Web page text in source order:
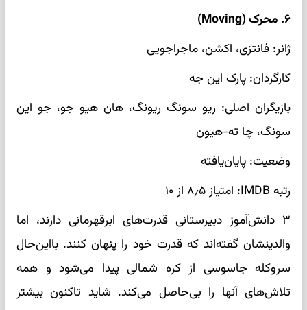
۶. محرک (Moving)
ژانر: فانتزی، اکشن، ماجراجویی
کارگردان: پارک این جه
بازیگران اصلی: ریو سونگ ریونگ، هان هیو جو، جو این
سونگ، چا ته-هیون
وضعیت: پایان‌یافته
رتبه IMDB: امتیاز ۸٫۵ از ۱۰
۳ دانش‌آموز دبیرستانی قدرت‌های ابرقهرمانی دارند، اما
والدینشان گفته‌اند که قدرت خود را پنهان کنند. بااین‌حال
سروکله جاسوسی از کره شمالی پیدا می‌شود و همه
تلاش‌های آنها را بی‌حاصل می‌کند. شاید تاکنون بیشتر